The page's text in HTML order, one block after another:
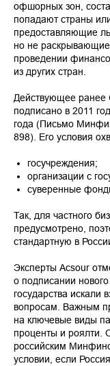
офшорных зон,
попадают страны
предоставляющие
но не
проведении
из других стран.
Действующее
подписано в 2011
года (Письмо
898). Его условия
госучреждения;
организации с
суверенные
Так, для частного
предусмотрено,
стандартную в
Эксперты Acsour
о подписании
государства
вопросам. Важным
на ключевые виды
проценты и роялти.
российским
условии, если